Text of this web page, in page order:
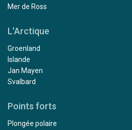
Mer de Ross
L'Arctique
Groenland
Islande
Jan Mayen
Svalbard
Points forts
Plongée polaire